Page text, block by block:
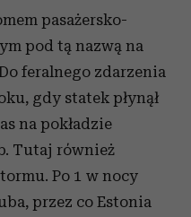
pasażersko-
pod tą nazwą na
feralnego zdarzenia
gdy statek płynął
na pokładzie
Tutaj również
Po 1 w nocy
przez co Estonia